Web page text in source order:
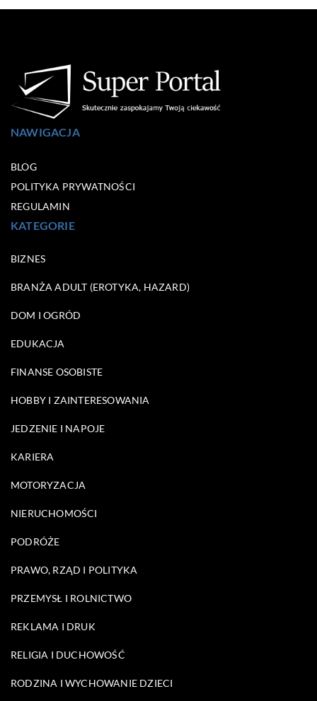
NAWIGACJA
BLOG
POLITYKA PRYWATNOŚCI
REGULAMIN
KATEGORIE
BIZNES
BRANŻA ADULT (EROTYKA, HAZARD)
DOM I OGRÓD
EDUKACJA
FINANSE OSOBISTE
HOBBY I ZAINTERESOWANIA
JEDZENIE I NAPOJE
KARIERA
MOTORYZACJA
NIERUCHOMOŚCI
PODRÓŻE
PRAWO, RZĄD I POLITYKA
PRZEMYSŁ I ROLNICTWO
REKLAMA I DRUK
RELIGIA I DUCHOWOŚĆ
RODZINA I WYCHOWANIE DZIECI